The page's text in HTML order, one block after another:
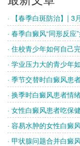
· 【春季白斑防治】| 3
· 春季白癜风“同形反应
· 住校青少年如何自己
· 学业压力大的青少年
· 季节交替时白癜风患
· 换季时白癜风患者情
· 女性白癜风患者吃保
· 容易水肿的女性白癜
· 甲状腺问题合并白癜